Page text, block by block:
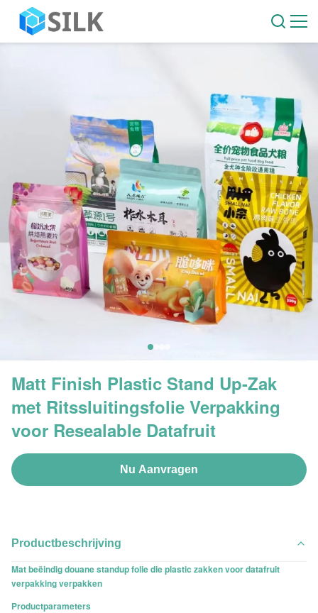
Matt Finish Plastic Stand Up-Zak
met Ritssluitingsfolie Verpakking
voor Resealable Datafruit
Nu Aanvragen
Productbeschrijving
Mat beëindig douane standup folie die plastic zakken voor datafruit
verpakking verpakken
Productparameters